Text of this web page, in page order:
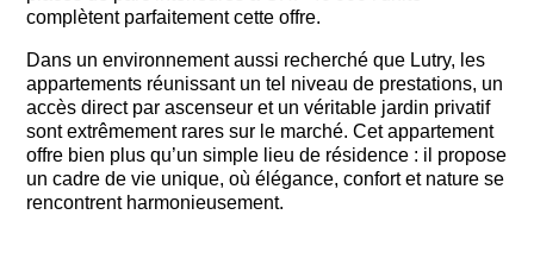
complètent parfaitement cette offre.
Dans un environnement aussi recherché que Lutry, les
appartements réunissant un tel niveau de prestations, un
accès direct par ascenseur et un véritable jardin privatif
sont extrêmement rares sur le marché. Cet appartement
offre bien plus qu’un simple lieu de résidence : il propose
un cadre de vie unique, où élégance, confort et nature se
rencontrent harmonieusement.